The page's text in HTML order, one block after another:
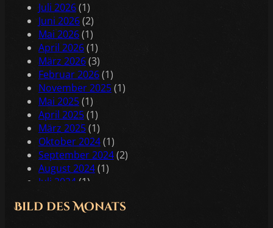
Juli 2026(1)
Juni 2026(2)
Mai 2026(1)
April 2026(1)
März 2026(3)
Februar 2026(1)
November 2025(1)
Mai 2025(1)
April 2025(1)
März 2025(1)
Oktober 2024(1)
September 2024(2)
August 2024(1)
Juli 2024 (1)
Mai 2024(2)
Bild des Monats